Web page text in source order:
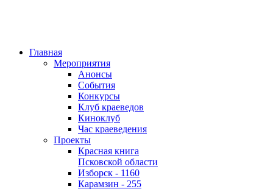
Главная
Мероприятия
Анонсы
События
Конкурсы
Клуб краеведов
Киноклуб
Час краеведения
Проекты
Красная книга
Псковской области
Изборск - 1160
Карамзин - 255